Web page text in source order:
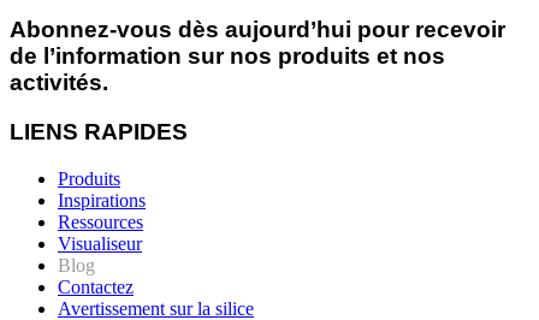
Abonnez-vous dès aujourd’hui pour recevoir
de l’information sur nos produits et nos
activités.
LIENS RAPIDES
Produits
Inspirations
Ressources
Visualiseur
Blog
Contactez
Avertissement sur la silice